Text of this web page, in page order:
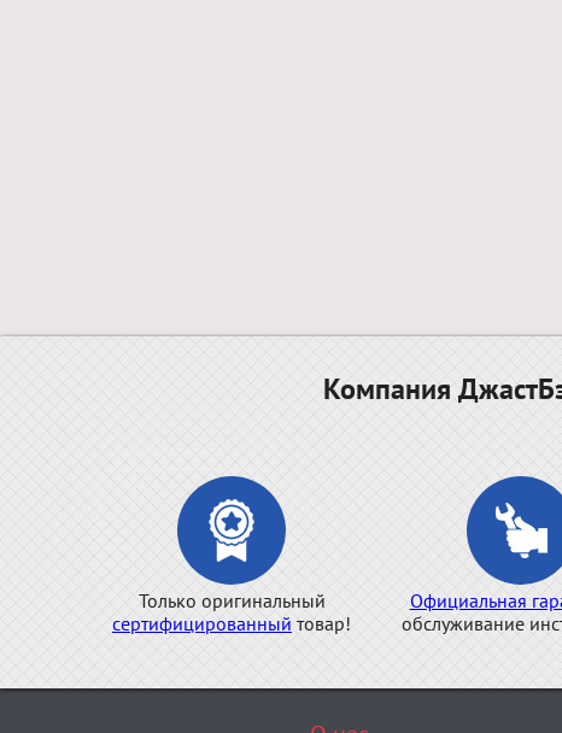
Компания
Только оригинальный
сертифицированный товар!
Официальная
обслуживание